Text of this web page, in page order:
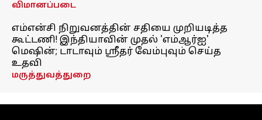
விமானப்படை
எம்என்சி நிறுவனத்தின் சதியை முறியடித்த
கூட்டணி! இந்தியாவின் முதல் 'எம்ஆர்ஐ'
மெஷின்; டாடாவும் ஸ்ரீதர் வேம்புவும் செய்த
உதவி
மருத்துவத்துறை